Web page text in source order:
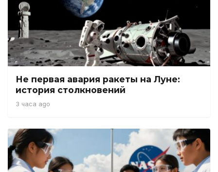
Не первая авария ракеты на Луне:
история столкновений
3 часа ago